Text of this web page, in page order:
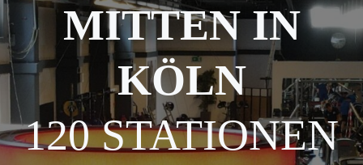
MITTEN IN
KÖLN
120 STATIONEN